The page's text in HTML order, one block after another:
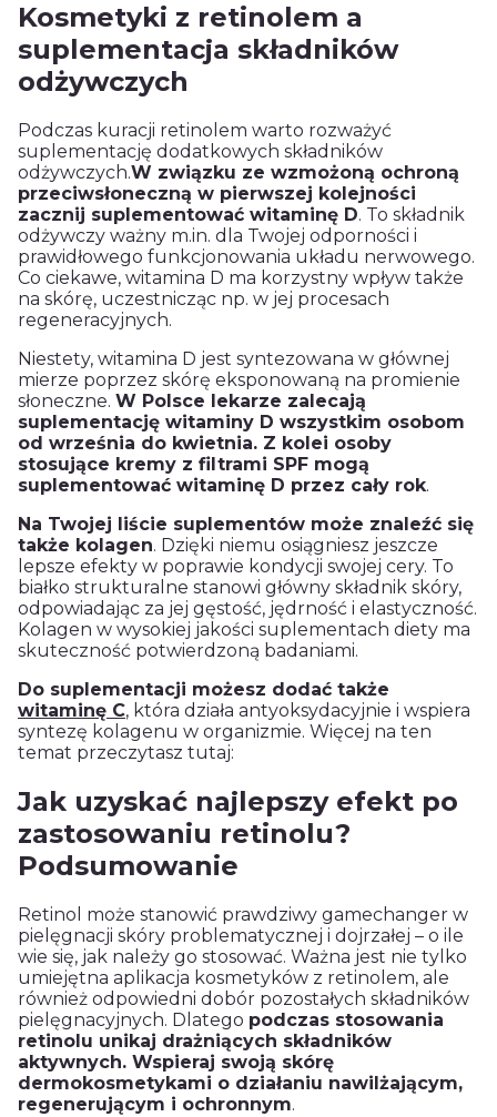
Kosmetyki z retinolem a
suplementacja składników
odżywczych
Podczas kuracji retinolem warto rozważyć
suplementację dodatkowych składników
odżywczych.W związku ze wzmożoną ochroną
przeciwsłoneczną w pierwszej kolejności
zacznij suplementować witaminę D. To składnik
odżywczy ważny m.in. dla Twojej odporności i
prawidłowego funkcjonowania układu nerwowego.
Co ciekawe, witamina D ma korzystny wpływ także
na skórę, uczestnicząc np. w jej procesach
regeneracyjnych.
Niestety, witamina D jest syntezowana w głównej
mierze poprzez skórę eksponowaną na promienie
słoneczne. W Polsce lekarze zalecają
suplementację witaminy D wszystkim osobom
od września do kwietnia. Z kolei osoby
stosujące kremy z filtrami SPF mogą
suplementować witaminę D przez cały rok.
Na Twojej liście suplementów może znaleźć się
także kolagen. Dzięki niemu osiągniesz jeszcze
lepsze efekty w poprawie kondycji swojej cery. To
białko strukturalne stanowi główny składnik skóry,
odpowiadając za jej gęstość, jędrność i elastyczność.
Kolagen w wysokiej jakości suplementach diety ma
skuteczność potwierdzoną badaniami.
Do suplementacji możesz dodać także
witaminę C, która działa antyoksydacyjnie i wspiera
syntezę kolagenu w organizmie. Więcej na ten
temat przeczytasz tutaj:
Jak uzyskać najlepszy efekt po
zastosowaniu retinolu?
Podsumowanie
Retinol może stanowić prawdziwy gamechanger w
pielęgnacji skóry problematycznej i dojrzałej – o ile
wie się, jak należy go stosować. Ważna jest nie tylko
umiejętna aplikacja kosmetyków z retinolem, ale
również odpowiedni dobór pozostałych składników
pielęgnacyjnych. Dlatego podczas stosowania
retinolu unikaj drażniących składników
aktywnych. Wspieraj swoją skórę
dermokosmetykami o działaniu nawilżającym,
regenerującym i ochronnym.